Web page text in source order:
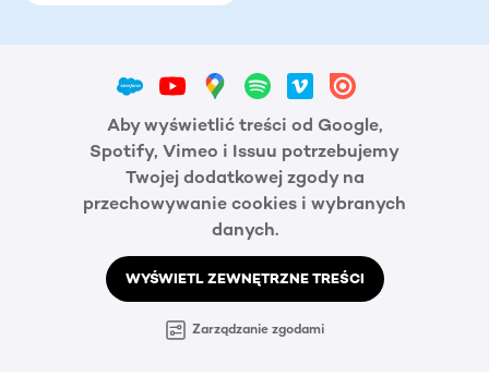
Aby wyświetlić treści od Google,
Spotify, Vimeo i Issuu potrzebujemy
Twojej dodatkowej zgody na
przechowywanie cookies i wybranych
danych.
WYŚWIETL ZEWNĘTRZNE TREŚCI
Zarządzanie zgodami